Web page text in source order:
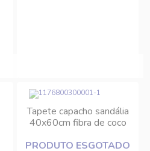
Tapete capacho sandália
40x60cm fibra de coco
PRODUTO ESGOTADO